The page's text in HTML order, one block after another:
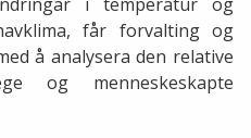
får forvalting og
å analysera den relative
og menneskeskapte